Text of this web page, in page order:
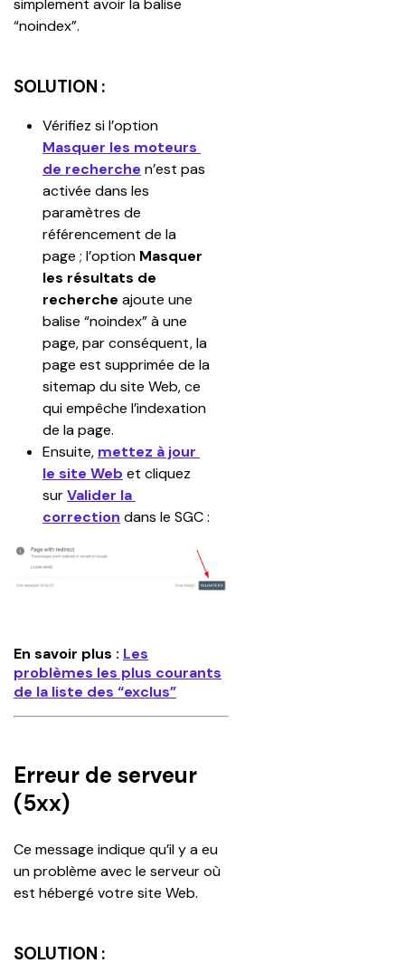
simplement avoir la balise
“noindex”.
SOLUTION :
Vérifiez si l’option
Masquer les moteurs
de recherche n’est pas
activée dans les
paramètres de
référencement de la
page ; l’option Masquer
les résultats de
recherche ajoute une
balise “noindex” à une
page, par conséquent, la
page est supprimée de la
sitemap du site Web, ce
qui empêche l’indexation
de la page.
Ensuite, mettez à jour
le site Web et cliquez
sur Valider la
correction dans le SGC :
En savoir plus : Les
problèmes les plus courants
de la liste des “exclus”
Erreur de serveur
(5xx)
Ce message indique qu’il y a eu
un problème avec le serveur où
est hébergé votre site Web.
SOLUTION :